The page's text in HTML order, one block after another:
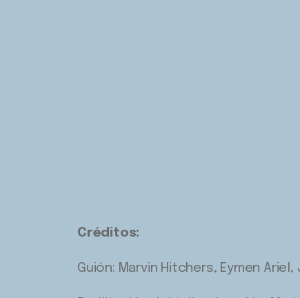
Créditos:
Guión: Marvin Hitchers, Eymen Ariel,